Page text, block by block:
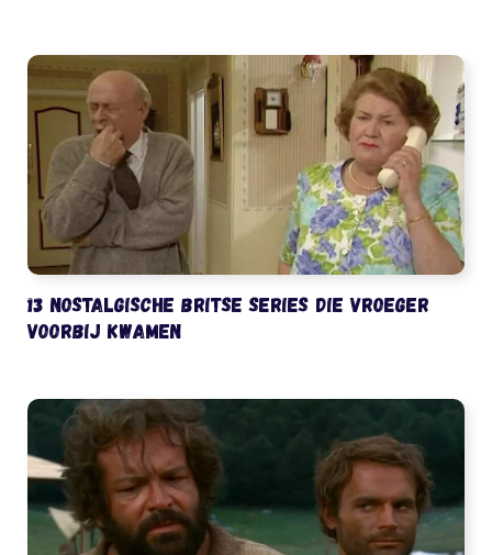
13 nostalgische Britse series die vroeger
voorbij kwamen